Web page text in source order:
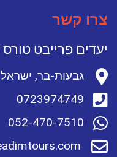
צרו קשר
יעדים פרייבט
גבעות-בר, ישראל
0723974749
052-470-7510